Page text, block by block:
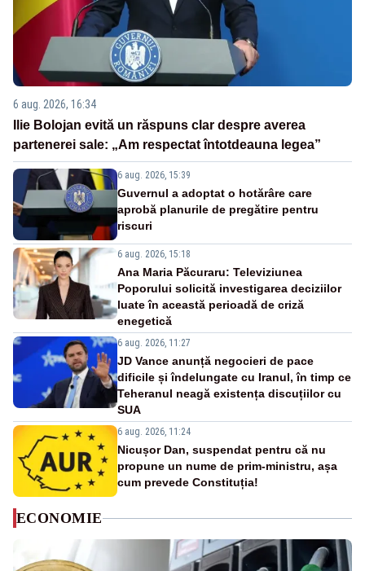
6 aug. 2026, 16:34
Ilie Bolojan evită un răspuns clar despre averea
partenerei sale: „Am respectat întotdeauna legea”
6 aug. 2026, 15:39
Guvernul a adoptat o hotărâre care
aprobă planurile de pregătire pentru
riscuri
6 aug. 2026, 15:18
Ana Maria Păcuraru: Televiziunea
Poporului solicită investigarea deciziilor
luate în această perioadă de criză
enegetică
6 aug. 2026, 11:27
JD Vance anunță negocieri de pace
dificile și îndelungate cu Iranul, în timp ce
Teheranul neagă existența discuțiilor cu
SUA
6 aug. 2026, 11:24
Nicușor Dan, suspendat pentru că nu
propune un nume de prim-ministru, așa
cum prevede Constituția!
ECONOMIE